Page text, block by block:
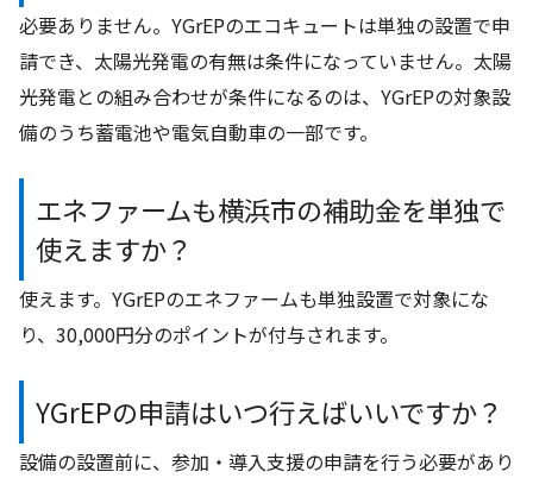
必要ありません。YGrEPのエコキュートは単独の設置で申
請でき、太陽光発電の有無は条件になっていません。太陽
光発電との組み合わせが条件になるのは、YGrEPの対象設
備のうち蓄電池や電気自動車の一部です。
エネファームも横浜市の補助金を単独で
使えますか？
使えます。YGrEPのエネファームも単独設置で対象にな
り、30,000円分のポイントが付与されます。
YGrEPの申請はいつ行えばいいですか？
設備の設置前に、参加・導入支援の申請を行う必要があり